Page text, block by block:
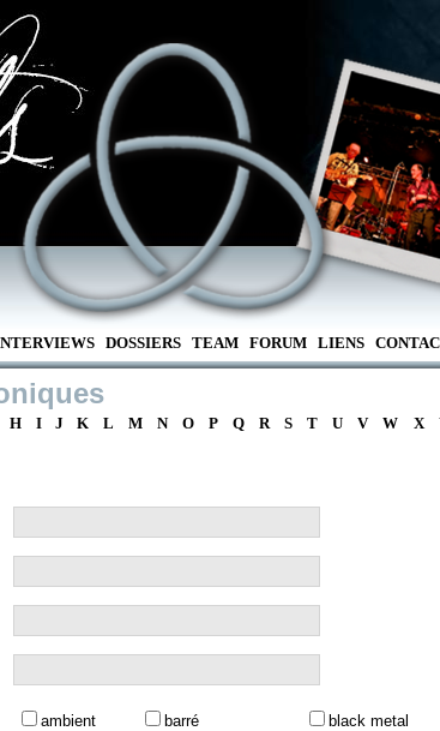
DOSSIERS TEAM FORUM LIENS
H I J K L M N O P Q R S T U V W X
ambient barré
black metal